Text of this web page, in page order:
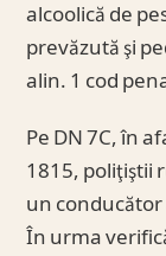
alcoolică de
prevăzută şi
alin. 1 cod
Pe DN 7C, în
1815, poliţiştii
un
În urma